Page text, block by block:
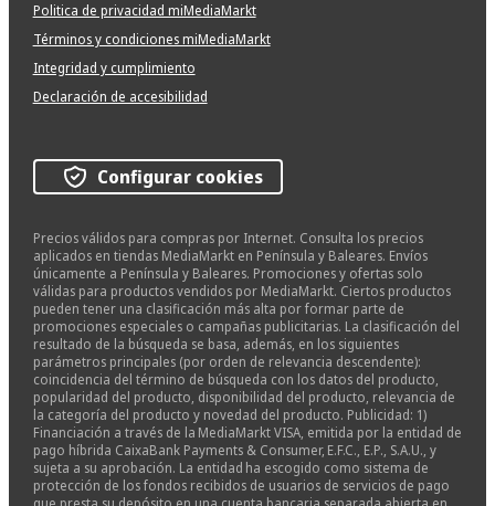
Politica de privacidad miMediaMarkt
Términos y condiciones miMediaMarkt
Integridad y cumplimiento
Declaración de accesibilidad
Configurar cookies
Precios válidos para compras por Internet. Consulta los precios
aplicados en tiendas MediaMarkt en Península y Baleares. Envíos
únicamente a Península y Baleares. Promociones y ofertas solo
válidas para productos vendidos por MediaMarkt. Ciertos productos
pueden tener una clasificación más alta por formar parte de
promociones especiales o campañas publicitarias. La clasificación del
resultado de la búsqueda se basa, además, en los siguientes
parámetros principales (por orden de relevancia descendente):
coincidencia del término de búsqueda con los datos del producto,
popularidad del producto, disponibilidad del producto, relevancia de
la categoría del producto y novedad del producto. Publicidad: 1)
Financiación a través de la MediaMarkt VISA, emitida por la entidad de
pago híbrida CaixaBank Payments & Consumer, E.F.C., E.P., S.A.U., y
sujeta a su aprobación. La entidad ha escogido como sistema de
protección de los fondos recibidos de usuarios de servicios de pago